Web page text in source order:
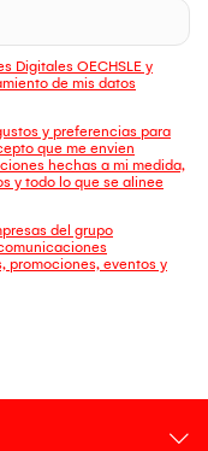
Digitales OECHSLE y
de mis datos
y preferencias para
que me envien
hechas a mi medida,
y todo lo que se alinee
del grupo
promociones, eventos y